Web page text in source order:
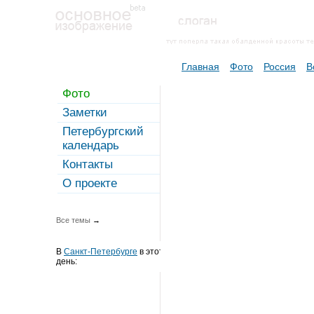
Фото
Заметки
Петербургский
календарь
Контакты
О проекте
Все темы →
В Санкт-Петербурге в этот
день:
Главная Фото Россия